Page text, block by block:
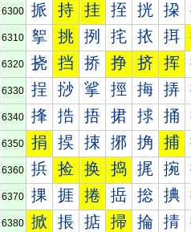
6300 挀 持 挂 挃 挄 挅
6310 挐 挑 挒 挓 挔 挕
6320 挠 挡 挢 挣 挤 挥
6330 挰 挱 挲 挳 挴 挵
6340 捀 捁 捂 捃 捄 捅
6350 捐 捑 捒 捓 捔 捕
6360 捠 捡 换 捣 捤 捥
6370 捰 捱 捲 捳 捴 捵
6380 掀 掁 掂 掃 掄 掅